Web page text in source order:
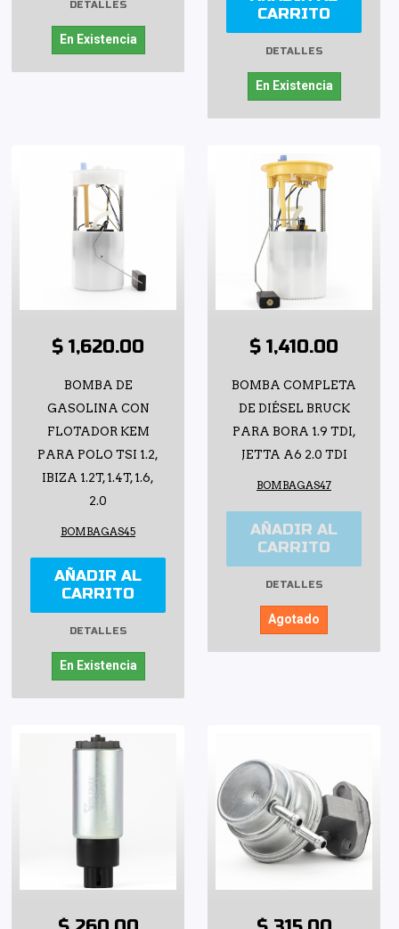
DETALLES
En Existencia
CARRITO
DETALLES
En Existencia
$ 1,620.00
BOMBA DE
GASOLINA CON
FLOTADOR KEM
PARA POLO TSI 1.2,
IBIZA 1.2T, 1.4T, 1.6,
2.0
BOMBAGAS45
AÑADIR AL
CARRITO
DETALLES
En Existencia
$ 1,410.00
BOMBA COMPLETA
DE DIÉSEL BRUCK
PARA BORA 1.9 TDI,
JETTA A6 2.0 TDI
BOMBAGAS47
AÑADIR AL
CARRITO
DETALLES
Agotado